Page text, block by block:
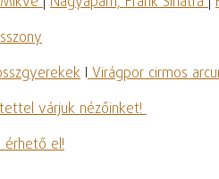
IVirágpor cirmos
várjuk nézőinket!
el!